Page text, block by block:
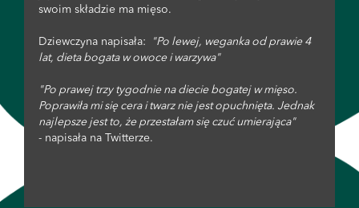
swoim składzie ma mięso.
Dziewczyna napisała:
"Po lewej, weganka od prawie 4
lat, dieta bogata w owoce i warzywa"
"Po prawej trzy tygodnie na diecie bogatej w mięso.
Poprawiła mi się cera i twarz nie jest opuchnięta. Jednak
najlepsze jest to, że przestałam się czuć umierająca"
- napisała na Twitterze.